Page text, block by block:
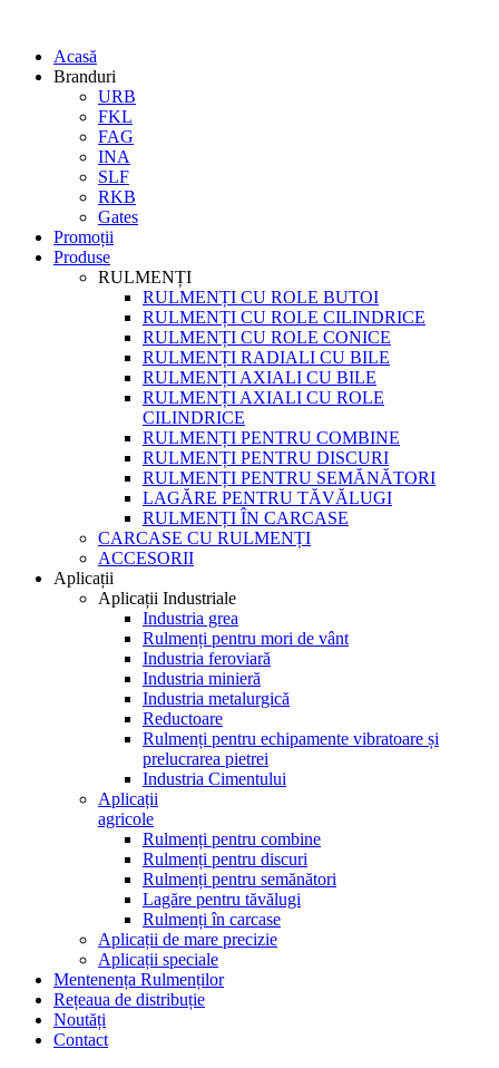
Acasă
Branduri
URB
FKL
FAG
INA
SLF
RKB
Gates
Promoții
Produse
RULMENȚI
RULMENȚI CU ROLE BUTOI
RULMENȚI CU ROLE CILINDRICE
RULMENȚI CU ROLE CONICE
RULMENȚI RADIALI CU BILE
RULMENȚI AXIALI CU BILE
RULMENȚI AXIALI CU ROLE
CILINDRICE
RULMENȚI PENTRU COMBINE
RULMENȚI PENTRU DISCURI
RULMENȚI PENTRU SEMĂNĂTORI
LAGĂRE PENTRU TĂVĂLUGI
RULMENȚI ÎN CARCASE
CARCASE CU RULMENȚI
ACCESORII
Aplicații
Aplicații Industriale
Industria grea
Rulmenți pentru mori de vânt
Industria feroviară
Industria minieră
Industria metalurgică
Reductoare
Rulmenți pentru echipamente vibratoare și
prelucrarea pietrei
Industria Cimentului
Aplicații
agricole
Rulmenți pentru combine
Rulmenți pentru discuri
Rulmenți pentru semănători
Lagăre pentru tăvălugi
Rulmenți în carcase
Aplicații de mare precizie
Aplicații speciale
Mentenența Rulmenților
Rețeaua de distribuție
Noutăți
Contact